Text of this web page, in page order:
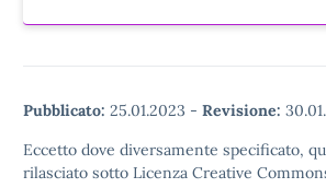
Pubblicato: 25.01.2023 - Revisione:
Eccetto dove diversamente specificato,
rilasciato sotto Licenza Creative